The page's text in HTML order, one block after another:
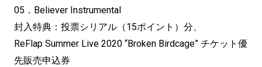
05．Believer Instrumental
封入特典：投票シリアル（15ポイント）分、
ReFlap Summer Live 2020 “Broken Birdcage” チケット優
先販売申込券